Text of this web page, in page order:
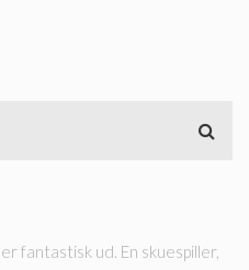
fantastisk ud. En skuespiller,